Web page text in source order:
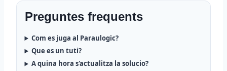
Preguntes frequents
Com es juga al Paraulogic?
Que es un tuti?
A quina hora s'actualitza la solucio?